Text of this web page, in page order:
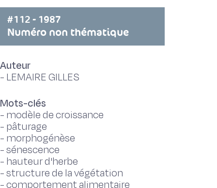
#112 - 1987
Numéro non thématique
Auteur
- LEMAIRE GILLES
Mots-clés
- modèle de croissance
- pâturage
- morphogénèse
-sénescence
- hauteur d'herbe
-structure de la végétation
-comportement alimentaire